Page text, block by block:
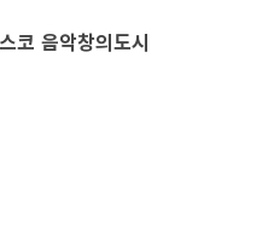
코 음악창의도시